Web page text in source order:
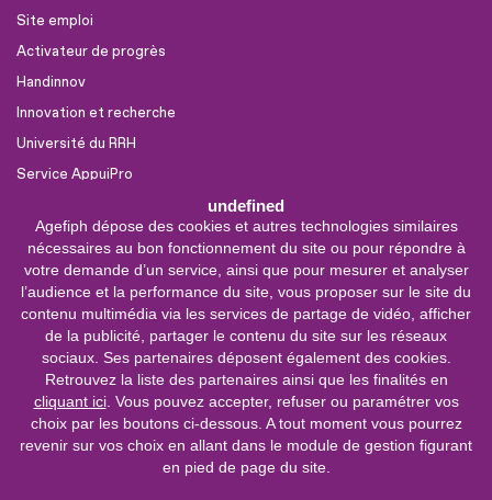
undefined
Agefiph dépose des cookies et autres technologies similaires
nécessaires au bon fonctionnement du site ou pour répondre à
votre demande d’un service, ainsi que pour mesurer et analyser
l’audience et la performance du site, vous proposer sur le site du
contenu multimédia via les services de partage de vidéo, afficher
de la publicité, partager le contenu du site sur les réseaux
sociaux. Ses partenaires déposent également des cookies.
Retrouvez la liste des partenaires ainsi que les finalités en
cliquant ici. Vous pouvez accepter, refuser ou paramétrer vos
choix par les boutons ci-dessous. A tout moment vous pourrez
revenir sur vos choix en allant dans le module de gestion figurant
en pied de page du site.
Site emploi
Activateur de progrès
Handinnov
Innovation et recherche
Université du RRH
Service AppuiPro
Nous suivre
Youtube
Linkedin
Facebook
0 800 11 10 09
Service &
appel gratuits